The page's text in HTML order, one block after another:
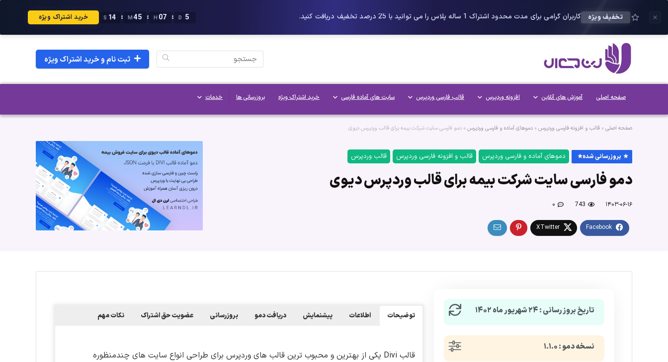
تخفیف ویژه کاربران گرامی برای مدت محدود اشتراک 1 ساله پلاس را می توانید با 25 درصد تخفیف دریافت کنید. 5
D
:
07
H
:
45
M
:
13
S خرید اشتراک ویژه
ثبت نام و خرید اشتراک ویژه
صفحه اصلی آموزش های آنلاین افزونه وردپرس قالب فارسی وردپرس سایت های آماده فارسی خرید اشتراک ویژه بروزرسانی ها خدمات
صفحه اصلی » قالب و افزونه فارسی وردپرس » دموهای آماده و فارسی وردپرس » دمو فارسی سایت شرکت بیمه برای قالب وردپرس دیوی
بروزرسانی شده دموهای آماده و فارسی وردپرس قالب و افزونه فارسی وردپرس قالب وردپرس
دمو فارسی سایت شرکت بیمه برای قالب وردپرس دیوی
۱۴۰۳-۰۶-۱۶ 743 ۰
تاریخ بروزرسانی : ۲۴ شهریور ماه ۱۴۰۲
نسخه دمو : ۱.۱.۰
توضیحات اطلاعات پیشنمایش دریافت دمو بروزرسانی عضویت حق اشتراک نکات مهم
قالب Divi یکی از بهترین و محبوب ترین قالب های وردپرس برای طراحی انواع سایت های چندمنظوره